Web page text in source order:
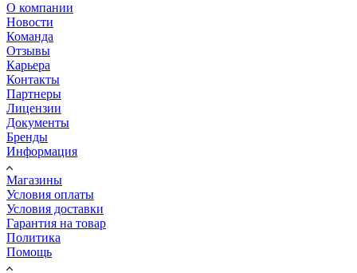
О компании
Новости
Команда
Отзывы
Карьера
Контакты
Партнеры
Лицензии
Документы
Бренды
Информация
Магазины
Условия оплаты
Условия доставки
Гарантия на товар
Политика
Помощь